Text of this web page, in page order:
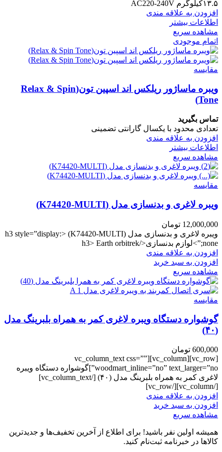
۱۳.۵کیلوگرم AC220-240V
افزودن به علاقه مندی
اطلاعات بیشتر
مشاهده سریع
اتمام موجودی
مقایسه
ویبره ماساژور ریلکس اند اسپین تون(Relax & Spin
Tone)
تماس بگیرید
تعدادی محدود با یکسال گارانتی تضمینی
افزودن به علاقه مندی
اطلاعات بیشتر
مشاهده سریع
مقایسه
ویبره لاغری و بدنسازی مدل (K74420-MULTI)
12,000,000 تومان
ویبره لاغری و بدنسازی مدل (K74420-MULTI) <h3 style=”display:
none;”>لوازم بدنسازی</h3> Earth orbitrek
افزودن به علاقه مندی
افزودن به سبد خرید
مشاهده سریع
مقایسه
گوشواره دستگاه ویبره لاغری کمر به همراه بلبرینگ مدل
(۴۰)
600,000 تومان
[vc_row][vc_column][vc_column_text css=””
woodmart_inline=”no” text_larger=”no”]گوشواره دستگاه ویبره
لاغری کمر به همراه بلبرینگ مدل (۴۰) [/vc_column_text]
[/vc_column][/vc_row]
افزودن به علاقه مندی
افزودن به سبد خرید
مشاهده سریع
همیشه اولین نفر باشید! برای اطلاع از آخرین تخفیف‌ها و جدیدترین
کالاها در خبرنامه ثبت‌نام کنید.